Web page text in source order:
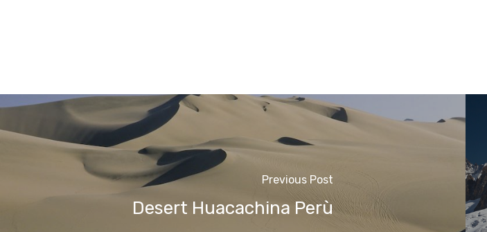
Previous Post
Desert Huacachina Perù